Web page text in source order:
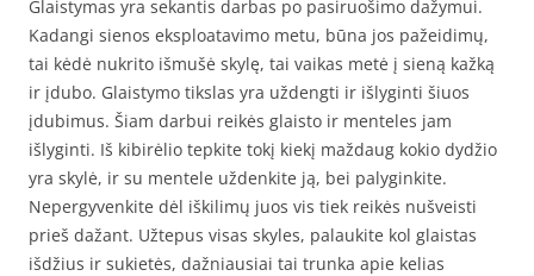
Glaistymas yra sekantis darbas po pasiruošimo dažymui.
Kadangi sienos eksploatavimo metu, būna jos pažeidimų,
tai kėdė nukrito išmušė skylę, tai vaikas metė į sieną kažką
ir įdubo. Glaistymo tikslas yra uždengti ir išlyginti šiuos
įdubimus. Šiam darbui reikės glaisto ir menteles jam
išlyginti. Iš kibirėlio tepkite tokį kiekį maždaug kokio dydžio
yra skylė, ir su mentele uždenkite ją, bei palyginkite.
Nepergyvenkite dėl iškilimų juos vis tiek reikės nušveisti
prieš dažant. Užtepus visas skyles, palaukite kol glaistas
išdžius ir sukietės, dažniausiai tai trunka apie kelias